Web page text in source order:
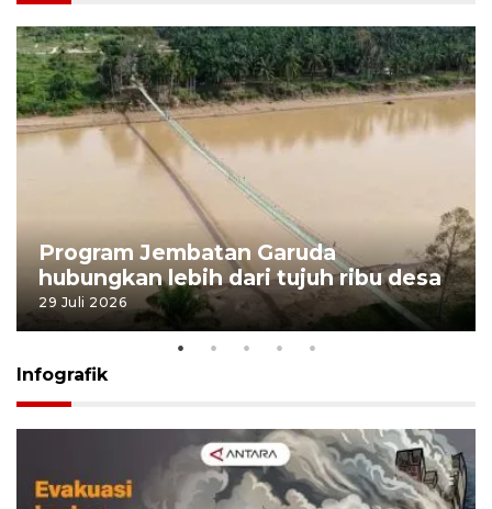
Program Jembatan Garuda
hubungkan lebih dari tujuh ribu desa
29 Juli 2026
Infografik